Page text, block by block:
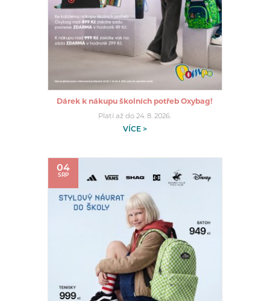
Dárek k nákupu školních potřeb Oxybag!
Platí až do 24. 8. 2026.
VÍCE >
04
SRP